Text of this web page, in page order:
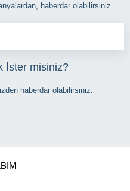
haberdar olabilirsiniz.
İster misiniz?
haberdar olabilirsiniz.